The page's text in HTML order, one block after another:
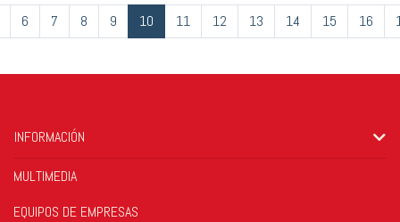
6 7 8 9 10 11 12 13 14 15 16
INFORMACIÓN
MULTIMEDIA
EQUIPOS DE EMPRESAS